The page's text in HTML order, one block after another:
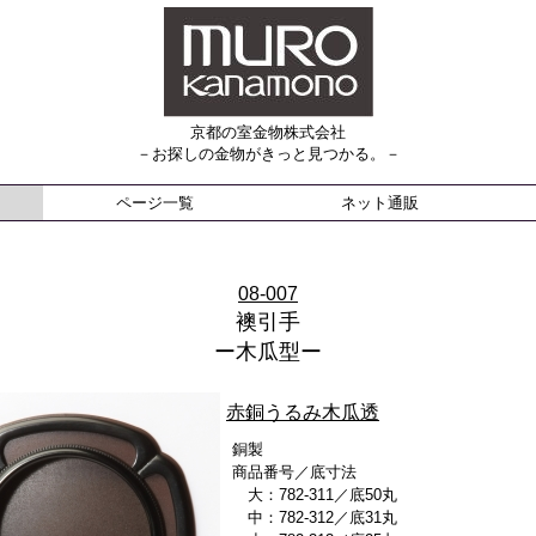
京都の室金物株式会社
－お探しの金物がきっと見つかる。－
ページ一覧 ネット通販
08-007
襖引手
ー木瓜型ー
赤銅うるみ木瓜透
銅製
商品番号／底寸法
大：782-311／底50丸
中：782-312／底31丸